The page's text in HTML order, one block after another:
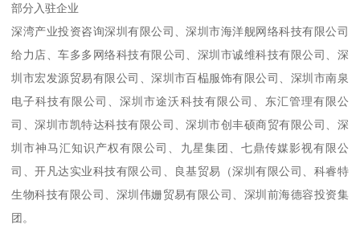
部分入驻企业
深湾产业投资咨询深圳有限公司、深圳市海洋舰网络科技有限公司
给力店、车多多网络科技有限公司、深圳市诚维科技有限公司、深
圳市宏发源贸易有限公司、深圳市百榀服饰有限公司、深圳市南泉
电子科技有限公司、深圳市途沃科技有限公司、东汇管理有限公
司、深圳市凯特达科技有限公司、深圳市创丰硕商贸有限公司、深
圳市神马汇知识产权有限公司、九星集团、七鼎传媒影视有限公
司、开凡达实业科技有限公司、良基贸易（深圳有限公司、科睿特
生物科技有限公司、深圳伟姗贸易有限公司、深圳前海德容投资集
团。